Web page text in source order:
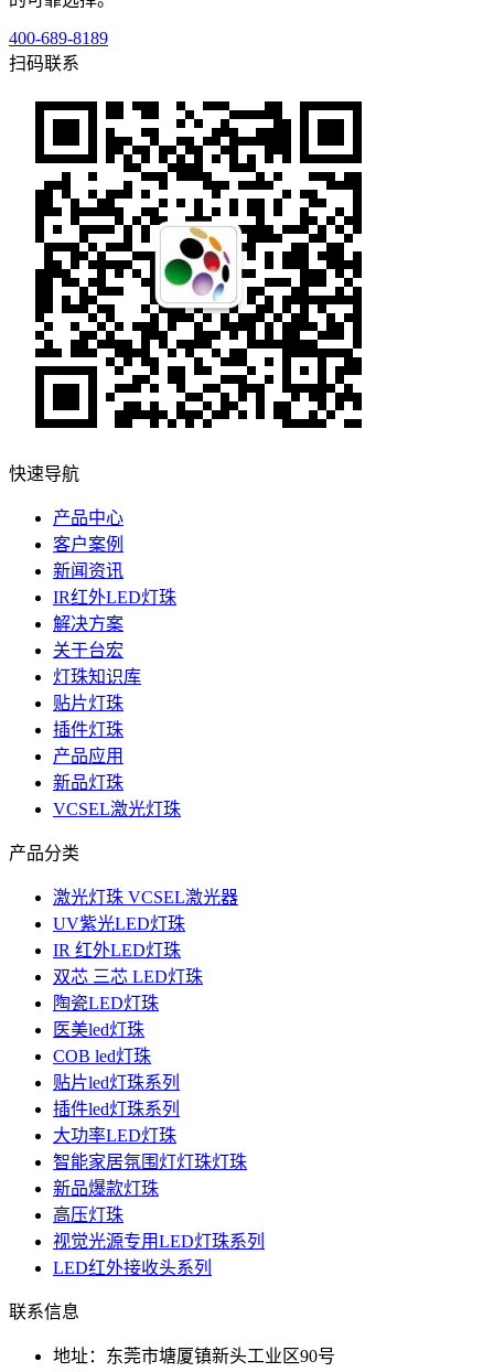
400-689-8189
扫码联系
快速导航
产品中心
客户案例
新闻资讯
IR红外LED灯珠
解决方案
关于台宏
灯珠知识库
贴片灯珠
插件灯珠
产品应用
新品灯珠
VCSEL激光灯珠
产品分类
激光灯珠 VCSEL激光器
UV紫光LED灯珠
IR 红外LED灯珠
双芯 三芯 LED灯珠
陶瓷LED灯珠
医美led灯珠
COB led灯珠
贴片led灯珠系列
插件led灯珠系列
大功率LED灯珠
智能家居氛围灯灯珠灯珠
新品爆款灯珠
高压灯珠
视觉光源专用LED灯珠系列
LED红外接收头系列
联系信息
地址：东莞市塘厦镇新头工业区90号